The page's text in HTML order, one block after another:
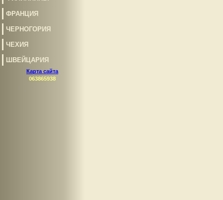
ФРАНЦИЯ
ЧЕРНОГОРИЯ
ЧЕХИЯ
ШВЕЙЦАРИЯ
Карта сайта
063865938